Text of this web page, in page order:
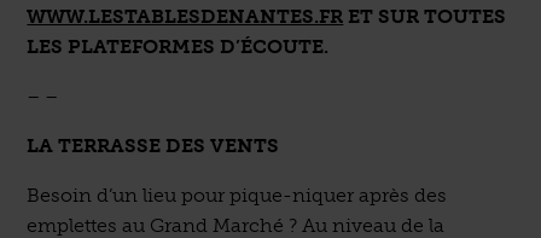
WWW.LESTABLESDENANTES.FR ET SUR TOUTES
LES PLATEFORMES D’ÉCOUTE.
– –
LA TERRASSE DES VENTS
Besoin d’un lieu pour pique-niquer après des
emplettes au Grand Marché ? Au niveau de la